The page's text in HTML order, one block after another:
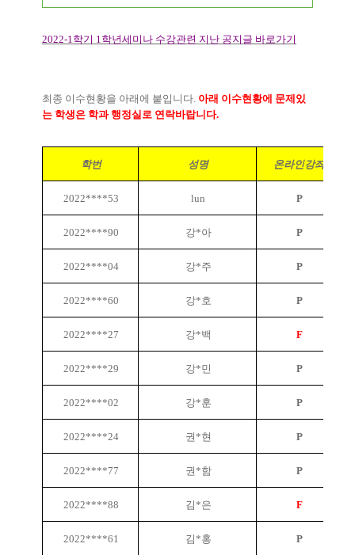
2022-1학기 1학년세미나 수강관련 지난 공지글 바로가기
최종 이수현황을 아래에 붙입니다. 아래 이수현황에 문제있
는 학생은 학과 행정실로 연락바랍니다.
학번 성명 온라인강좌
2022****53 lun P
2022****90 강*아 P
2022****04 강*주 P
2022****60 강*호 P
2022****27 강*백 F
2022****29 강*민 P
2022****02 강*훈 P
2022****24 권*현 P
2022****77 권*함 P
2022****88 김*은 F
2022****61 김*홍 P